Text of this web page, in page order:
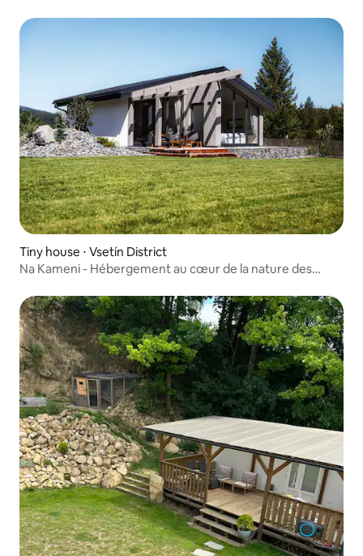
Tiny house ⋅ Vsetín District
Na Kameni - Hébergement au cœur de la nature des